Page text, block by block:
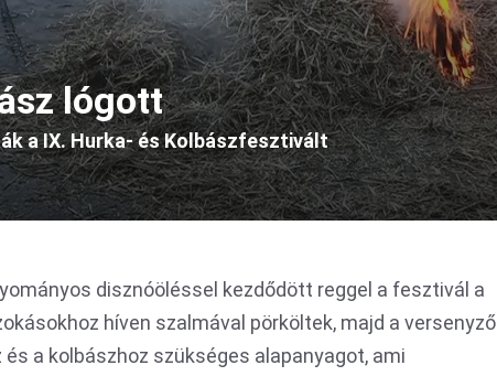
lógott
a IX. Hurka- és Kolbászfesztivált
disznóöléssel kezdődött reggel a fesztivál a
híven szalmával pörköltek, majd a versenyző
a kolbászhoz szükséges alapanyagot, ami